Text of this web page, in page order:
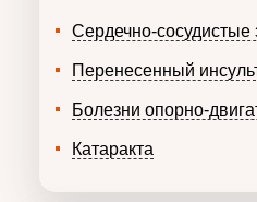
Сердечно-сосудистые
Перенесенный
Болезни опорно-
Катаракта